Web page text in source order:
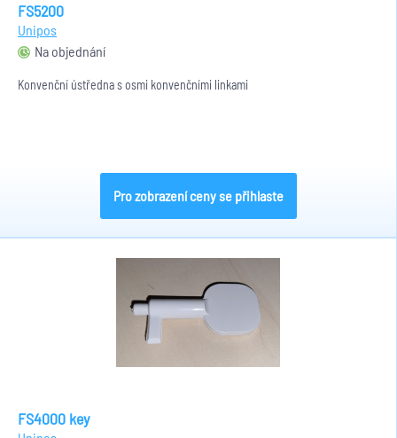
FS5200
Unipos
Na objednání
Konvenční ústředna s osmi konvenčními linkami
Pro zobrazení ceny se přihlaste
FS4000 key